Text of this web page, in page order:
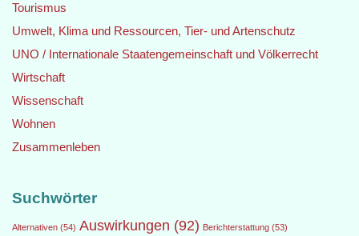
Tourismus
Umwelt, Klima und Ressourcen, Tier- und Artenschutz
UNO / Internationale Staatengemeinschaft und Völkerrecht
Wirtschaft
Wissenschaft
Wohnen
Zusammenleben
Suchwörter
Alternativen (54) Auswirkungen (92) Berichterstattung (53)